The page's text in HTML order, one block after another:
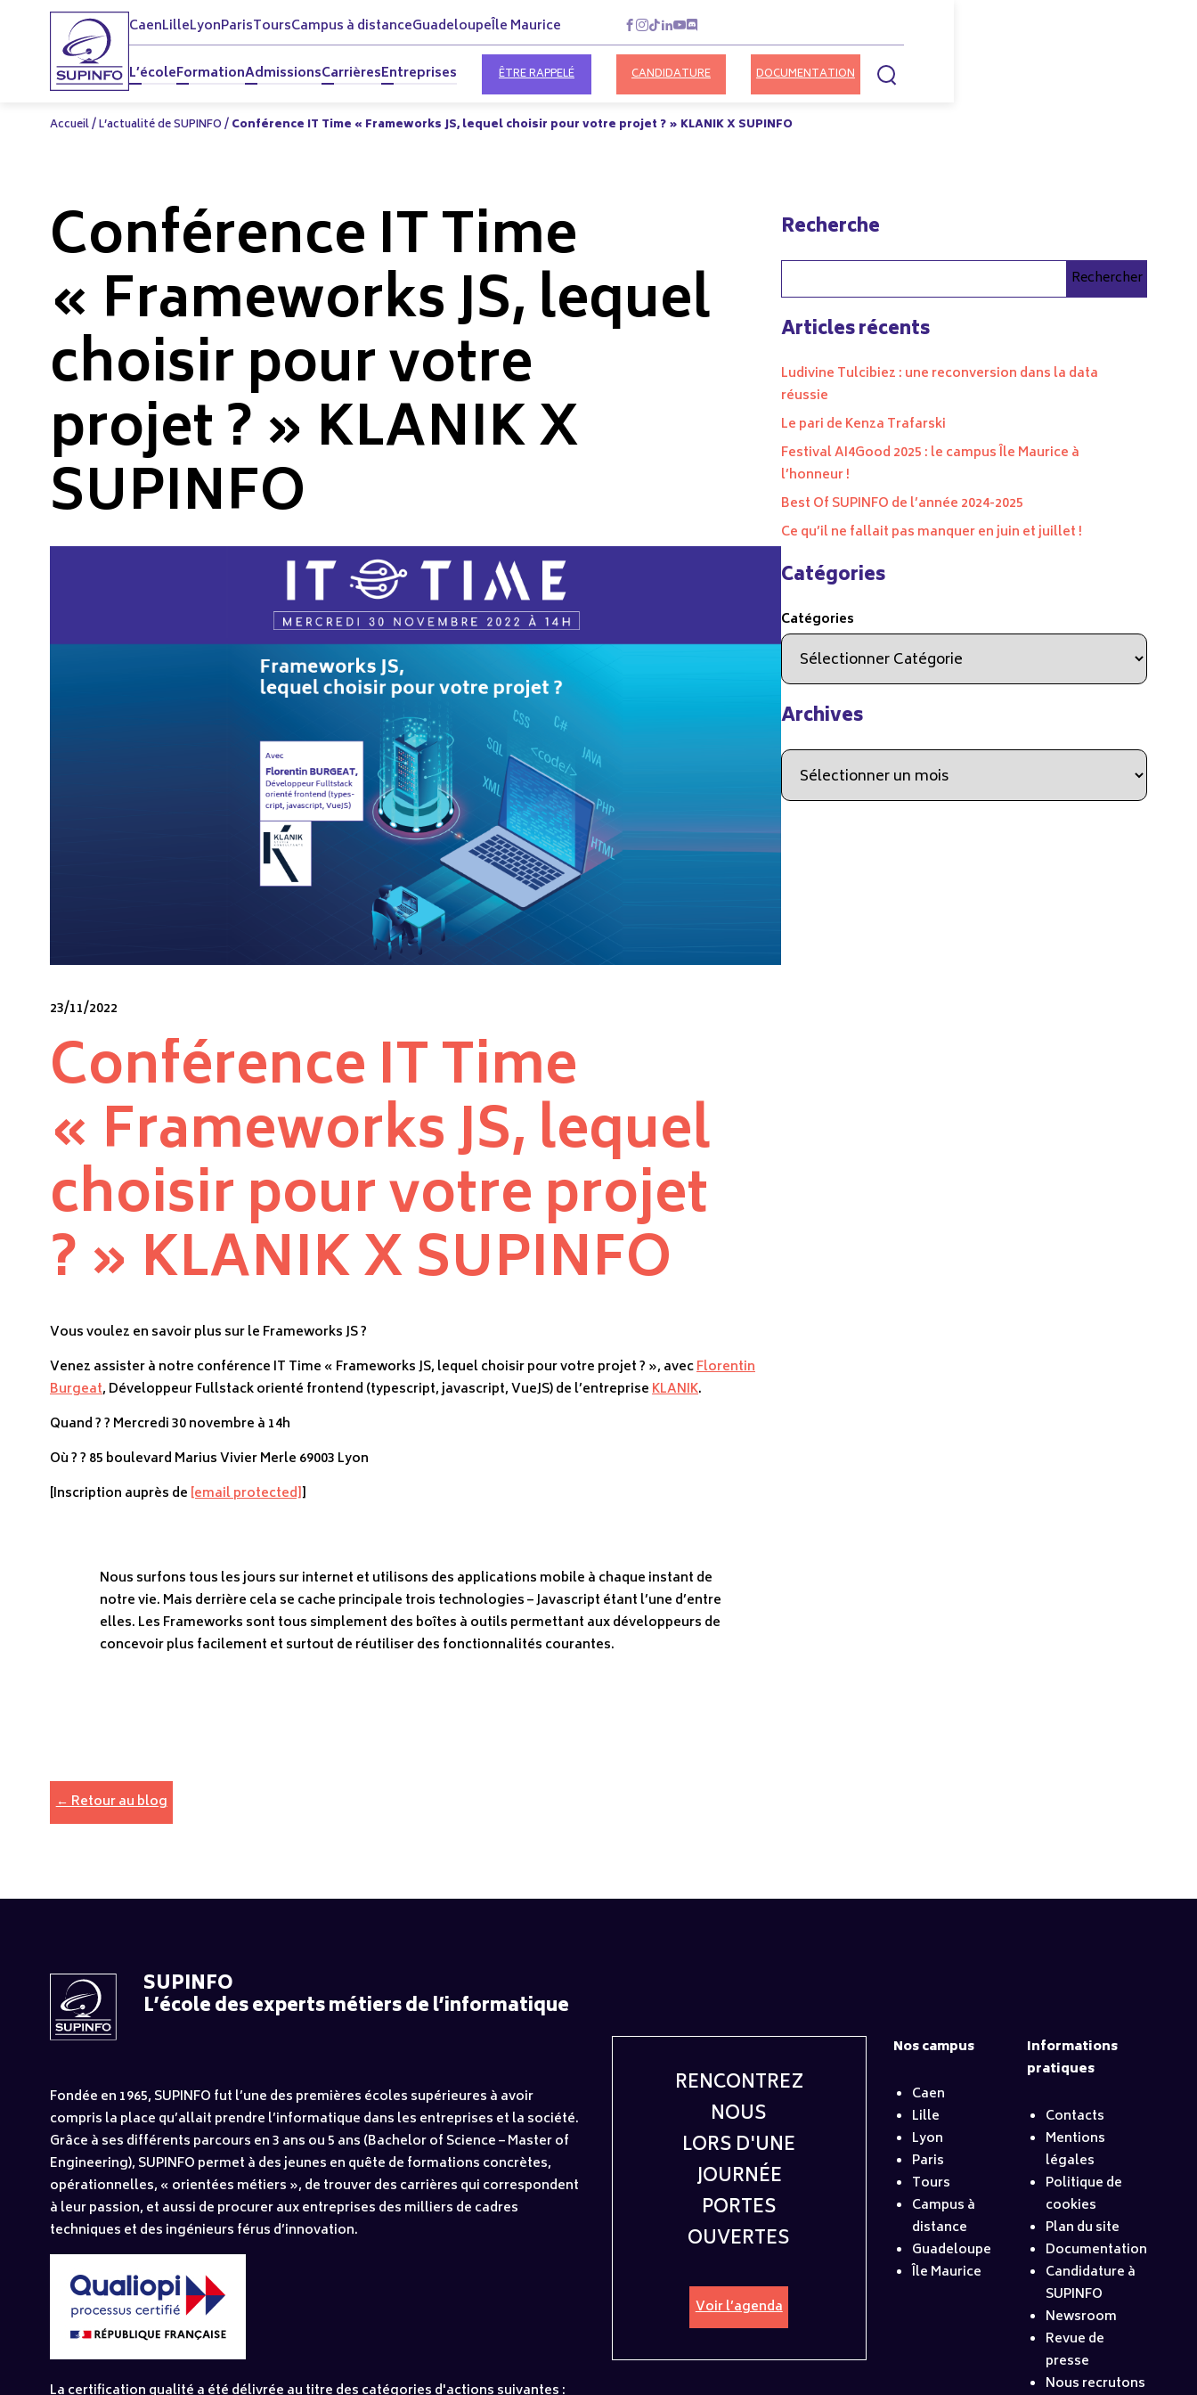
CaenLilleLyonParisToursCampus à distanceGuadeloupeÎle Maurice
L’écoleFormationAdmissionsCarrièresEntreprises ÊTRE RAPPELÉ CANDIDATURE DOCUMENTATION
Accueil/L’actualité de SUPINFO/Conférence IT Time « Frameworks JS, lequel choisir pour votre projet ? » KLANIK X SUPINFO
Conférence IT Time
« Frameworks JS, lequel
choisir pour votre
projet ? » KLANIK X
SUPINFO
23/11/2022
Conférence IT Time
« Frameworks JS, lequel
choisir pour votre projet
? » KLANIK X SUPINFO
Vous voulez en savoir plus sur le Frameworks JS ?
Venez assister à notre conférence IT Time « Frameworks JS, lequel choisir pour votre projet ? », avecFlorentin
Burgeat, Développeur Fullstack orienté frontend (typescript, javascript, VueJS) de l’entrepriseKLANIK.
Quand ? ? Mercredi 30 novembre à 14h
Où ? ? 85 boulevard Marius Vivier Merle 69003 Lyon
[Inscription auprès de [email protected]]
Nous surfons tous les jours sur internet et utilisons des applications mobile à chaque instant de
notre vie. Mais derrière cela se cache principale trois technologies – Javascript étant l’une d’entre
elles. Les Frameworks sont tous simplement des boîtes à outils permettant aux développeurs de
concevoir plus facilement et surtout de réutiliser des fonctionnalités courantes.
← Retour au blog
Recherche
Rechercher
Articles récents
Ludivine Tulcibiez : une reconversion dans la data
réussie
Le pari de Kenza Trafarski
Festival AI4Good 2025 : le campus Île Maurice à
l’honneur !
Best Of SUPINFO de l’année 2024-2025
Ce qu’il ne fallait pas manquer en juin et juillet !
Catégories
Catégories
Archives
Archives
SUPINFO
L’école des experts métiers de l’informatique
Fondée en 1965, SUPINFO fut l’une des premières écoles supérieures à avoir
compris la place qu’allait prendre l’informatique dans les entreprises et la société.
Grâce à ses différents parcours en 3 ans ou 5 ans (Bachelor of Science – Master of
Engineering), SUPINFO permet à des jeunes en quête de formations concrètes,
opérationnelles, « orientées métiers », de trouver des carrières qui correspondent
à leur passion, et aussi de procurer aux entreprises des milliers de cadres
techniques et des ingénieurs férus d’innovation.
RENCONTREZ
NOUS
LORS D'UNE
JOURNÉE
PORTES
OUVERTES
Voir l’agenda
Nos campus
Caen
Lille
Lyon
Paris
Tours
Campus à
distance
Guadeloupe
Île Maurice
Informations
pratiques
Contacts
Mentions
légales
Politique de
cookies
Plan du site
Documentation
Candidature à
SUPINFO
Newsroom
Revue de
presse
Nous recrutons